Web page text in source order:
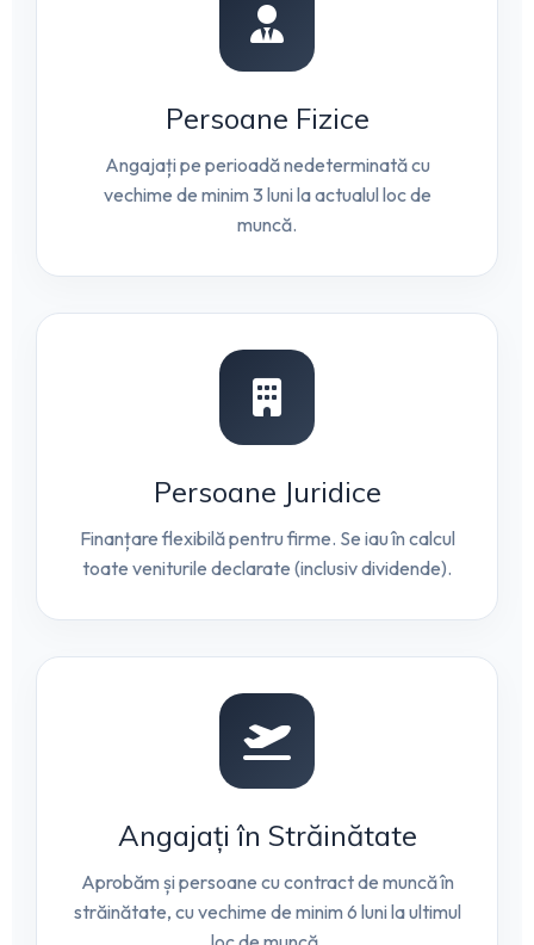
Persoane Fizice
Angajați pe perioadă nedeterminată cu
vechime de minim 3 luni la actualul loc de
muncă.
Persoane Juridice
Finanțare flexibilă pentru firme. Se iau în calcul
toate veniturile declarate (inclusiv dividende).
Angajați în Străinătate
Aprobăm și persoane cu contract de muncă în
străinătate, cu vechime de minim 6 luni la ultimul